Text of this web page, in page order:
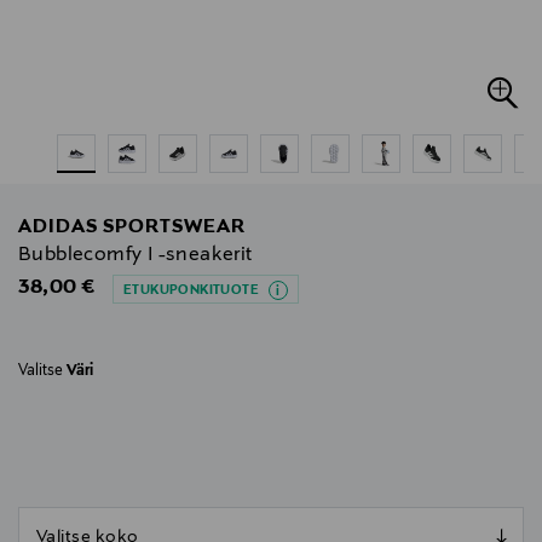
ADIDAS SPORTSWEAR
Bubblecomfy I -sneakerit
Original Price
38,00 € ETUKUPONKITUOTE
Valitse Väri